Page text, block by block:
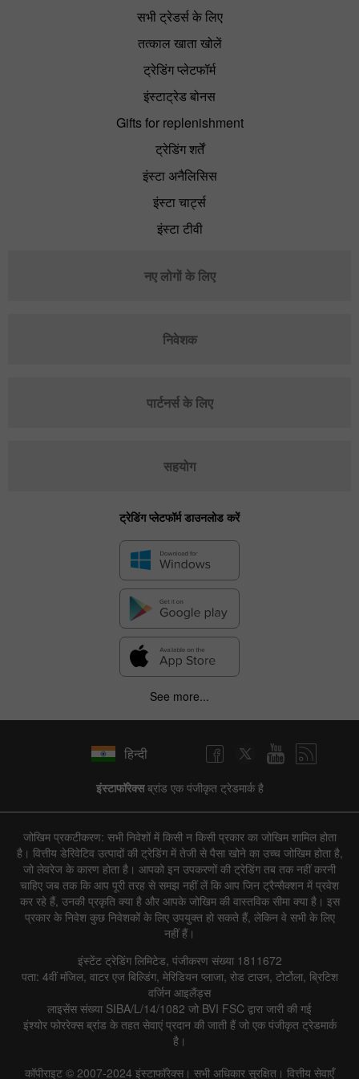
सभी ट्रेडर्स के लिए
तत्काल खाता खोलें
ट्रेडिंग प्लेटफॉर्म
इंस्टाट्रेड बोनस
Gifts for replenishment
ट्रेडिंग शर्तें
इंस्टा अनैलिसिस
इंस्टा चार्ट्स
इंस्टा टीवी
नए लोगों के लिए
निवेशक
पार्टनर्स के लिए
सहयोग
ट्रेडिंग प्लेटफॉर्म डाउनलोड करें
See more...
हिन्दी
इंस्टाफॉरेक्सब्रांड एक पंजीकृत ट्रेडमार्क है
जोखिम प्रकटीकरण: सभी निवेशों में किसी न किसी प्रकार का जोखिम शामिल होता
है। वित्तीय डेरिवेटिव उत्पादों की ट्रेडिंग में तेजी से पैसा खोने का उच्च जोखिम होता है,
जो लेवरेज के कारण होता है। आपको इन उपकरणों की ट्रेडिंग तब तक नहीं करनी
चाहिए जब तक कि आप पूरी तरह से समझ नहीं लें कि आप जिन ट्रैन्सैक्शन में प्रवेश
कर रहे हैं, उनकी प्रकृति क्या है और आपके जोखिम की वास्तविक सीमा क्या है। इस
प्रकार के निवेश कुछ निवेशकों के लिए उपयुक्त हो सकते हैं, लेकिन वे सभी के लिए
नहीं हैं।
इंस्टेंट ट्रेडिंग लिमिटेड, पंजीकरण संख्या 1811672
पता: 4वीं मंजिल, वाटर एज बिल्डिंग, मेरिडियन प्लाजा, रोड टाउन, टोर्टोला, ब्रिटिश
वर्जिन आइलैंड्स
लाइसेंस संख्या SIBA/L/14/1082 जो BVI FSC द्वारा जारी की गई
इंश्योर फोररेक्स ब्रांड के तहत सेवाएं प्रदान की जाती हैं जो एक पंजीकृत ट्रेडमार्क
है।
कॉपीराइट © 2007-2024 इंस्टाफॉरेक्स। सभी अधिकार सुरक्षित। वित्तीय सेवाएँ